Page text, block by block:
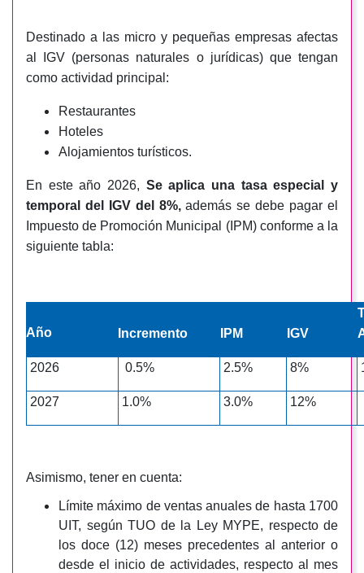
Destinado a las micro y pequeñas empresas afectas
al IGV (personas naturales o jurídicas) que tengan
como actividad principal:
Restaurantes
Hoteles
Alojamientos turísticos.
En este año 2026, Se aplica una tasa especial y
temporal del IGV del 8%,además se debe pagar el
Impuesto de Promoción Municipal (IPM) conforme a la
siguiente tabla:
Año Incremento IPM IGV
2026 0.5% 2.5% 8%
2027 1.0% 3.0% 12%
Asimismo, tener en cuenta:
Límite máximo de ventas anuales de hasta 1700
UIT, según TUO de la Ley MYPE, respecto de
los doce (12) meses precedentes al anterior o
desde el inicio de actividades, respecto al mes